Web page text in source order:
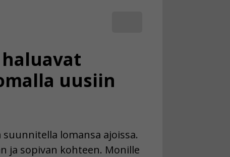
uusiin
lomansa ajoissa.
ja sopivan kohteen. Monille